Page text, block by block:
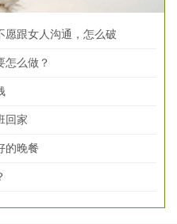
愿跟女人沟通，怎么破
怎么做？
回家
的晚餐